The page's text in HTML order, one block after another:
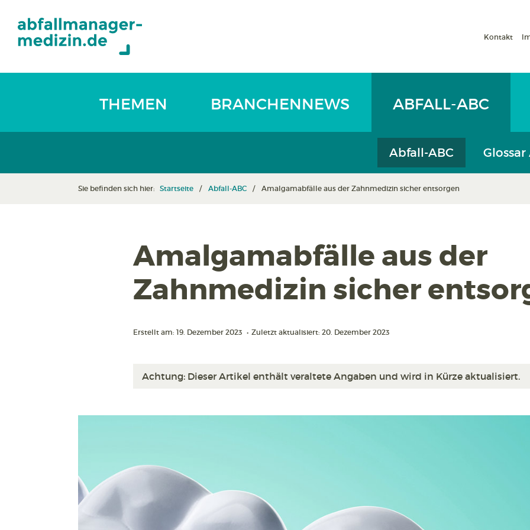
Kontakt
THEMEN BRANCHENNEWS ABFALL-ABC
Abfall-ABC
Sie befinden sich hier: Startseite Abfall-ABC Amalgamabfälle aus der Zahnmedizin sicher entsorgen
Amalgamabfälle aus der
Zahnmedizin sicher
Erstellt am: 19. Dezember 2023 • Zuletzt aktualisiert: 20. Dezember 2023
Achtung: Dieser Artikel enthält veraltete Angaben und wird in Kürze aktualisiert.